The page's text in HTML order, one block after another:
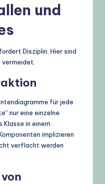
und
Disziplin. Hier sind
vermeidet.
für jede
nur eine einzelne
Klasse in einem
implizieren
verflacht werden